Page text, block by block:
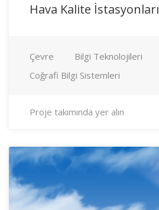
Hava Kalite İstasyonları
Çevre
Bilgi Teknolojileri
Coğrafi Bilgi Sistemleri
Proje takımında yer alın